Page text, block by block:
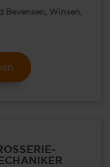
Bevensen, Winsen,